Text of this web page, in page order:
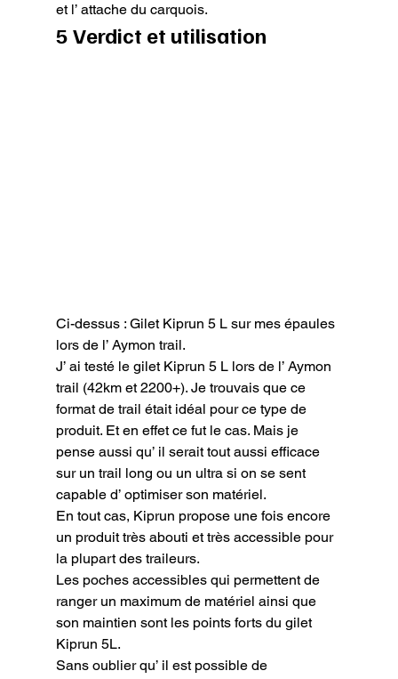
et l’ attache du carquois.
5 Verdict et utilisation
Ci-dessus : Gilet Kiprun 5 L sur mes épaules
lors de l’ Aymon trail.
J’ ai testé le gilet Kiprun 5 L lors de l’ Aymon
trail (42km et 2200+). Je trouvais que ce
format de trail était idéal pour ce type de
produit. Et en effet ce fut le cas. Mais je
pense aussi qu’ il serait tout aussi efficace
sur un trail long ou un ultra si on se sent
capable d’ optimiser son matériel.
En tout cas, Kiprun propose une fois encore
un produit très abouti et très accessible pour
la plupart des traileurs.
Les poches accessibles qui permettent de
ranger un maximum de matériel ainsi que
son maintien sont les points forts du gilet
Kiprun 5L.
Sans oublier qu’ il est possible de